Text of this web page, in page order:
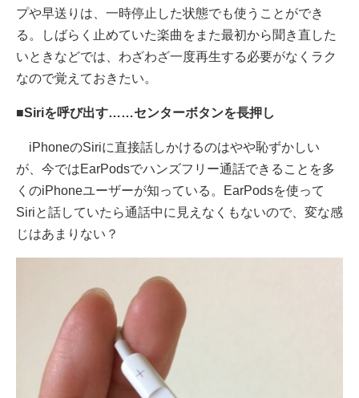
プや早送りは、一時停止した状態でも使うことができ
る。しばらく止めていた楽曲をまた最初から聞き直した
いときなどでは、わざわざ一度再生する必要がなくラク
なので覚えておきたい。
■Siriを呼び出す……センターボタンを長押し
iPhoneのSiriに直接話しかけるのはやや恥ずかしい
が、今ではEarPodsでハンズフリー通話できることを多
くのiPhoneユーザーが知っている。EarPodsを使って
Siriと話していたら通話中に見えなくもないので、変な感
じはあまりない？